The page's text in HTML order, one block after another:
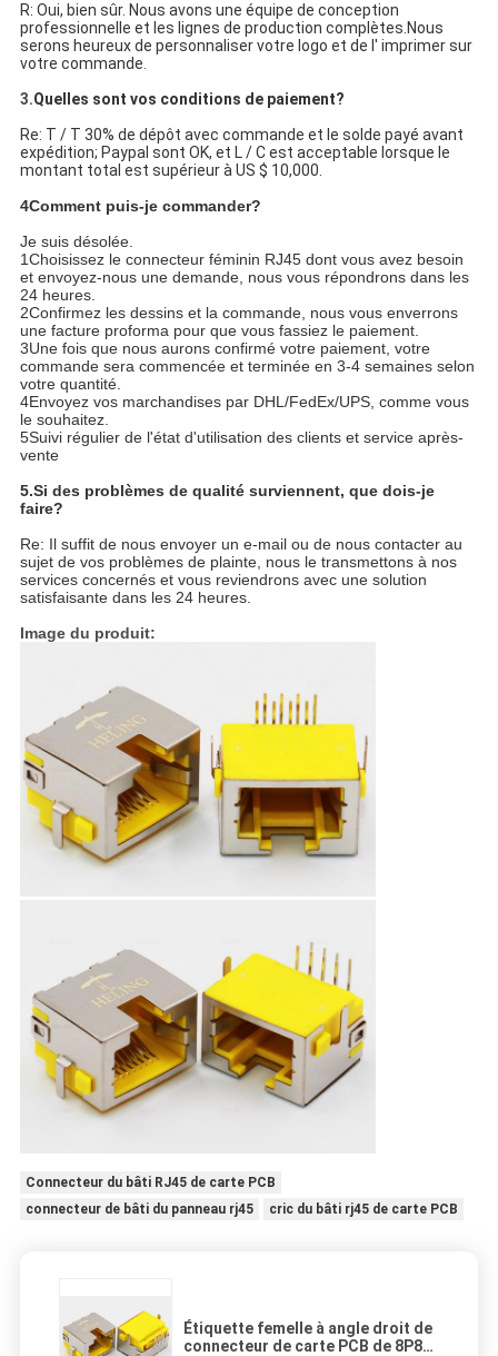
R: Oui, bien sûr. Nous avons une équipe de conception
professionnelle et les lignes de production complètes.Nous
serons heureux de personnaliser votre logo et de l' imprimer sur
votre commande.
3.Quelles sont vos conditions de paiement?
Re: T / T 30% de dépôt avec commande et le solde payé avant
expédition; Paypal sont OK, et L / C est acceptable lorsque le
montant total est supérieur à US $ 10,000.
4Comment puis-je commander?
Je suis désolée.
1Choisissez le connecteur féminin RJ45 dont vous avez besoin
et envoyez-nous une demande, nous vous répondrons dans les
24 heures.
2Confirmez les dessins et la commande, nous vous enverrons
une facture proforma pour que vous fassiez le paiement.
3Une fois que nous aurons confirmé votre paiement, votre
commande sera commencée et terminée en 3-4 semaines selon
votre quantité.
4Envoyez vos marchandises par DHL/FedEx/UPS, comme vous
le souhaitez.
5Suivi régulier de l'état d'utilisation des clients et service après-
vente
5.Si des problèmes de qualité surviennent, que dois-je
faire?
Re: Il suffit de nous envoyer un e-mail ou de nous contacter au
sujet de vos problèmes de plainte, nous le transmettons à nos
services concernés et vous reviendrons avec une solution
satisfaisante dans les 24 heures.
Image du produit:
Connecteur du bâti RJ45 de carte PCB
connecteur de bâti du panneau rj45
cric du bâti rj45 de carte PCB
Étiquette femelle à angle droit de
connecteur de carte PCB de 8P8C